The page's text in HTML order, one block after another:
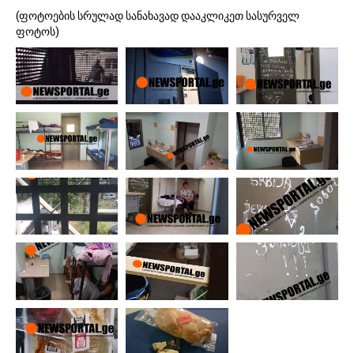
(ფოტოების სრულად სანახავად დააკლიკეთ სასურველ
ფოტოს)